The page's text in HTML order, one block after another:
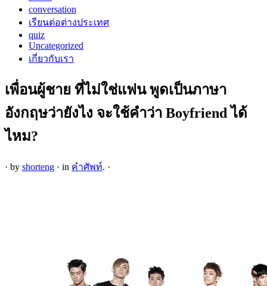
conversation
เรียนต่อต่างประเทศ
quiz
Uncategorized
เกี่ยวกับเรา
เพื่อนผู้ชาย ที่ไม่ใช่แฟน พูดเป็นภาษา
อังกฤษว่ายังไง จะใช้คำว่า Boyfriend ได้
ไหม?
· by shorteng · in คำศัพท์. ·